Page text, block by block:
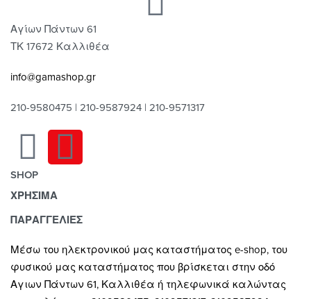
Αγίων Πάντων 61
ΤΚ 17672 Καλλιθέα
info@gamashop.gr
210-9580475 | 210-9587924 | 210-9571317
SHOP
Χαλιά
Κουρτίνες
Ρόλλερ Σκίασης
Γκαζόν
Δάπεδα
ΧΡΗΣΙΜΑ
Τρόποι Πληρωμής
Επιστροφές
Οροι και Προϋποθέσεις Χρήσης
ΠΑΡΑΓΓΕΛΙΕΣ
Μέσω του ηλεκτρονικού μας καταστήματος e-shop, του
φυσικού μας καταστήματος που βρίσκεται στην οδό
Αγιων Πάντων 61, Καλλιθέα ή τηλεφωνικά καλώντας